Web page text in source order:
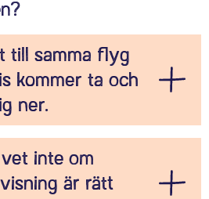
till samma flyg
kommer ta och
ner.
och säga ifrån när man ser
också viktigt att tänka igenom
hända med dig om du
inte om
är rätt